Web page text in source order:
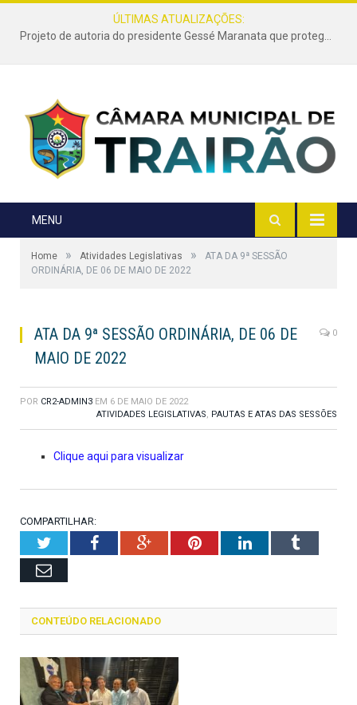
ÚLTIMAS ATUALIZAÇÕES:
Projeto de autoria do presidente Gessé Maranata que protege as estradas vicinais de Trairão é transformado em lei
MENU
Home » Atividades Legislativas »
ATA DA 9ª SESSÃO
ORDINÁRIA, DE 06 DE MAIO DE 2022
ATA DA 9ª SESSÃO ORDINÁRIA, DE 06 DE
MAIO DE 2022
0
POR CR2-ADMIN3 EM 6 DE MAIO DE 2022
ATIVIDADES LEGISLATIVAS, PAUTAS E ATAS DAS SESSÕES
Clique aqui para visualizar
COMPARTILHAR:
TwitterFacebookGoogle+PinterestLinkedInTumblr
Email
CONTEÚDO RELACIONADO